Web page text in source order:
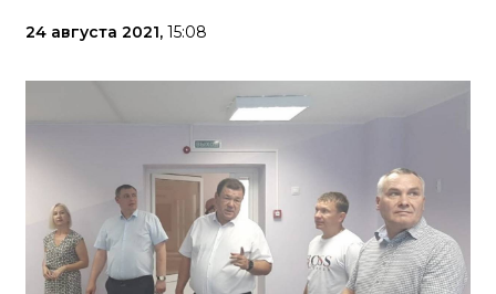
24 августа 2021, 15:08